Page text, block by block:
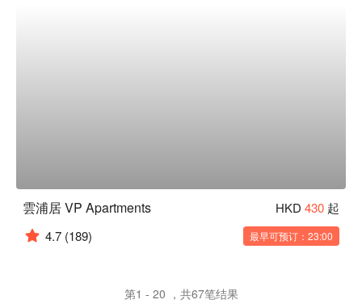
雲浦居 VP Apartments HKD 430 起
4.7 (189) 最早可预订：23:00
第1 - 20 ，共67笔结果